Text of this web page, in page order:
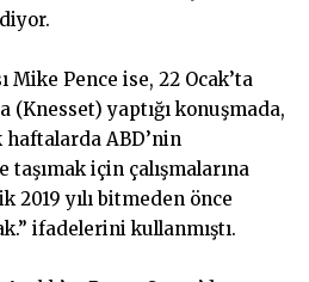
Mike Pence ise, 22 Ocak’ta
yaptığı konuşmada,
ABD’nin
için çalışmalarına
2019 yılı bitmeden önce
ifadelerini kullanmıştı.